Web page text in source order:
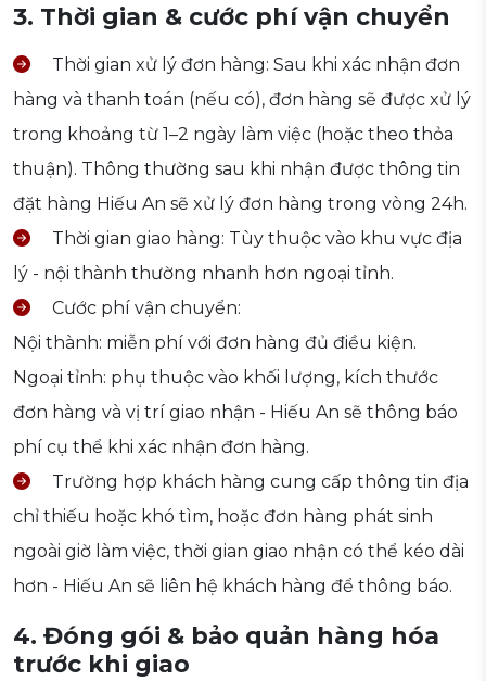
3. Thời gian & cước phí vận chuyển
Thời gian xử lý đơn hàng: Sau khi xác nhận đơn
hàng và thanh toán (nếu có), đơn hàng sẽ được xử lý
trong khoảng từ 1–2 ngày làm việc (hoặc theo thỏa
thuận). Thông thường sau khi nhận được thông tin
đặt hàng Hiếu An sẽ xử lý đơn hàng trong vòng 24h.
Thời gian giao hàng: Tùy thuộc vào khu vực địa
lý - nội thành thường nhanh hơn ngoại tỉnh.
Cước phí vận chuyển:
Nội thành: miễn phí với đơn hàng đủ điều kiện.
Ngoại tỉnh: phụ thuộc vào khối lượng, kích thước
đơn hàng và vị trí giao nhận - Hiếu An sẽ thông báo
phí cụ thể khi xác nhận đơn hàng.
Trường hợp khách hàng cung cấp thông tin địa
chỉ thiếu hoặc khó tìm, hoặc đơn hàng phát sinh
ngoài giờ làm việc, thời gian giao nhận có thể kéo dài
hơn - Hiếu An sẽ liên hệ khách hàng để thông báo.
4. Đóng gói & bảo quản hàng hóa
trước khi giao